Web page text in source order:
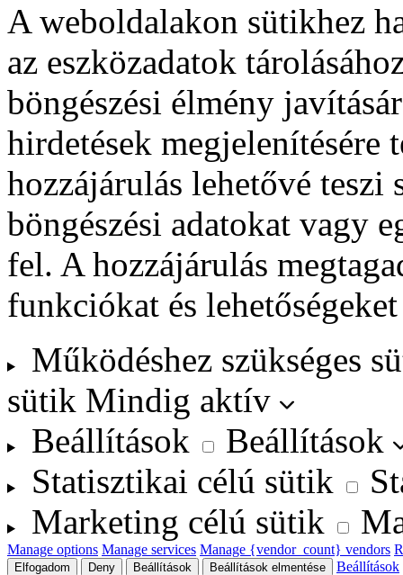
A weboldalakon sütikhez
az eszközadatok
böngészési élmény
hirdetések megjelenítésére
hozzájárulás lehetővé
böngészési adatokat vagy
fel. A hozzájárulás
funkciókat és
Működéshez szükséges
sütik Mindig aktív
Beállítások
Beállítások
Statisztikai célú sütik
Marketing célú sütik
Manage options Manage services Manage {vendor_count} vendors
Elfogadom Deny Beállítások Beállítások elmentése
Beállítások